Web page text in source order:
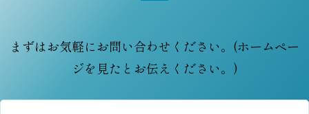
まずはお気軽にお問い合わせください。(ホームペー
ジを見たとお伝えください。)